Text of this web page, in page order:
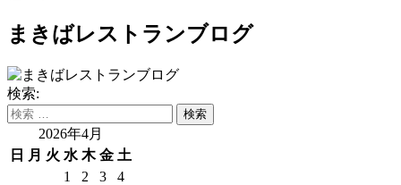
まきばレストランブログ
検索:
2026年4月
日
月 火 水 木 金 土
1 2 3
4